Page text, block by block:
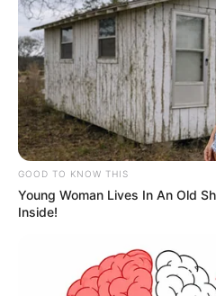
GOOD TO KNOW THIS
Young Woman Lives In An Old
Inside!